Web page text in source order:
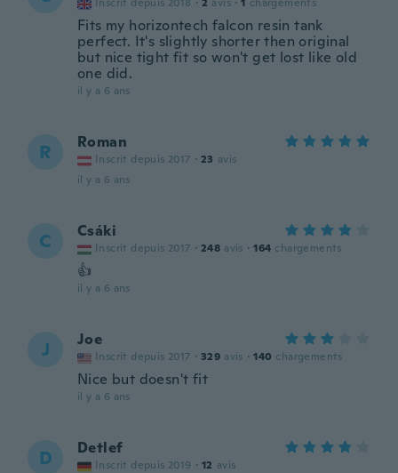
Fits my horizontech falcon resin tank
perfect. It's slightly shorter then original
but nice tight fit so won't get lost like old
one did.
il y a 6 ans
R Roman
Inscrit depuis 2017 · 23 avis
il y a 6 ans
C Csáki
Inscrit depuis 2017 · 248 avis · 164 chargements
👍
il y a 6 ans
J Joe
Inscrit depuis 2017 · 329 avis · 140 chargements
Nice but doesn't fit
il y a 6 ans
D Detlef
Inscrit depuis 2019 · 12 avis